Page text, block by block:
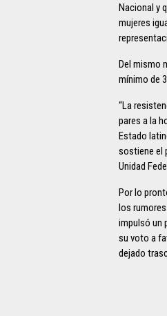
Nacional y
mujeres
Del mismo
mínimo de
“La
pares a la
Estado
sostiene el
Unidad
Por lo
los
impulsó un
su voto a
dejado